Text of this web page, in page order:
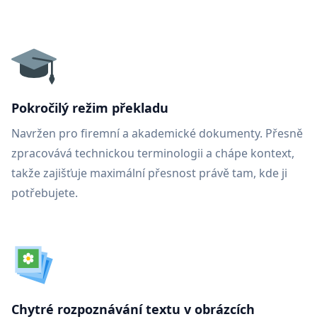
Pokročilý režim překladu
Navržen pro firemní a akademické dokumenty. Přesně
zpracovává technickou terminologii a chápe kontext,
takže zajišťuje maximální přesnost právě tam, kde ji
potřebujete.
Chytré rozpoznávání textu v obrázcích